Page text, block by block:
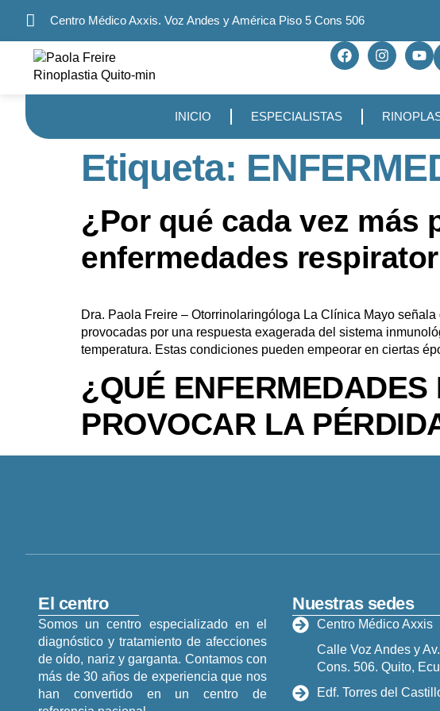
Centro Médico Axxis. Voz Andes y América Piso 5 Cons 506
INICIO ESPECIALISTAS
Etiqueta:
¿Por qué cada vez más
enfermedades
Dra. Paola Freire – Otorrinolaringóloga La Clínica Mayo
provocadas por una respuesta exagerada del sistema
temperatura. Estas condiciones pueden empeorar en ciertas
¿QUÉ
PROVOCAR LA
El centro
Somos un centro especializado en el
diagnóstico y tratamiento de afecciones
de oído, nariz y garganta. Contamos con
más de 30 años de experiencia que nos
han convertido en un centro de
Nuestras sedes
Centro Médico Axxis
Calle Voz Andes y
Cons. 506. Quito,
Edf. Torres del